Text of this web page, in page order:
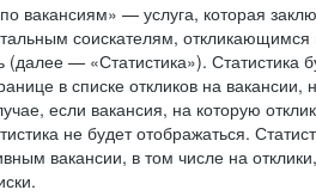
вакансиям» — услуга, которая
соискателям,
(далее — «Статистика»). Статистика
в списке откликов на вакансии,
если вакансия, на которую
не будет отображаться.
вакансии, в том числе на